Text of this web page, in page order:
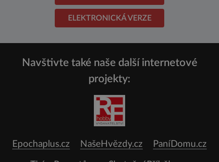
ELEKTRONICKÁ VERZE
Navštivte také naše další internetové
projekty:
Epochaplus.cz NašeHvězdy.cz PaníDomu.cz